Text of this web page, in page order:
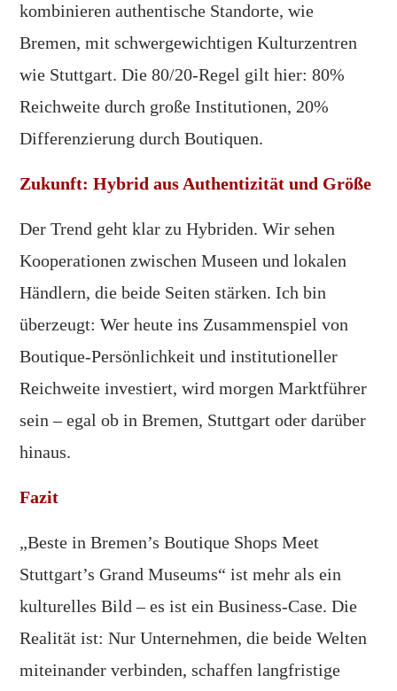
kombinieren authentische Standorte, wie
Bremen, mit schwergewichtigen Kulturzentren
wie Stuttgart. Die 80/20-Regel gilt hier: 80%
Reichweite durch große Institutionen, 20%
Differenzierung durch Boutiquen.
Zukunft: Hybrid aus Authentizität und Größe
Der Trend geht klar zu Hybriden. Wir sehen
Kooperationen zwischen Museen und lokalen
Händlern, die beide Seiten stärken. Ich bin
überzeugt: Wer heute ins Zusammenspiel von
Boutique-Persönlichkeit und institutioneller
Reichweite investiert, wird morgen Marktführer
sein – egal ob in Bremen, Stuttgart oder darüber
hinaus.
Fazit
„Beste in Bremen’s Boutique Shops Meet
Stuttgart’s Grand Museums“ ist mehr als ein
kulturelles Bild – es ist ein Business-Case. Die
Realität ist: Nur Unternehmen, die beide Welten
miteinander verbinden, schaffen langfristige